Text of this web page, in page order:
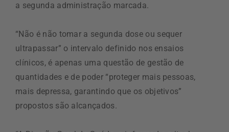
a segunda administração marcada.
“Não é não tomar a segunda dose ou sequer
ultrapassar” o intervalo definido nos ensaios
clínicos, é apenas uma questão de gestão de
quantidades e de poder “proteger mais pessoas,
mais depressa, garantindo que os objetivos”
propostos são alcançados.